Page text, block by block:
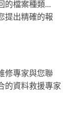
的檔案種類...
提出精確的報
修專家與您聯
的資料救援專家